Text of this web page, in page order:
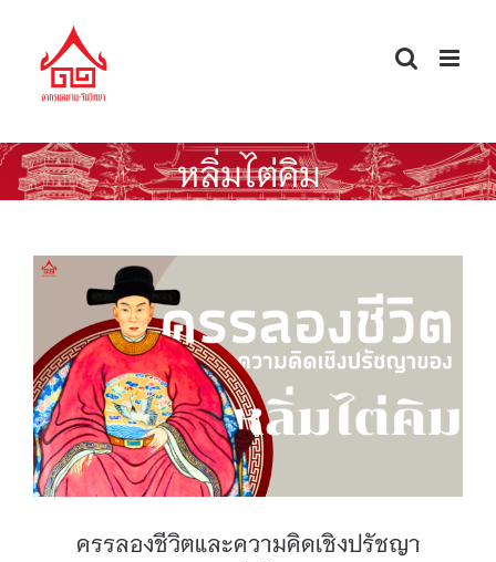
content
หลิ่มไต่คิม
ครรลองชีวิตและความคิดเชิงปรัชญาของ
“หลิ่มไต่คิม”
ครรลองชีวิตและความคิดเชิงปรัชญา